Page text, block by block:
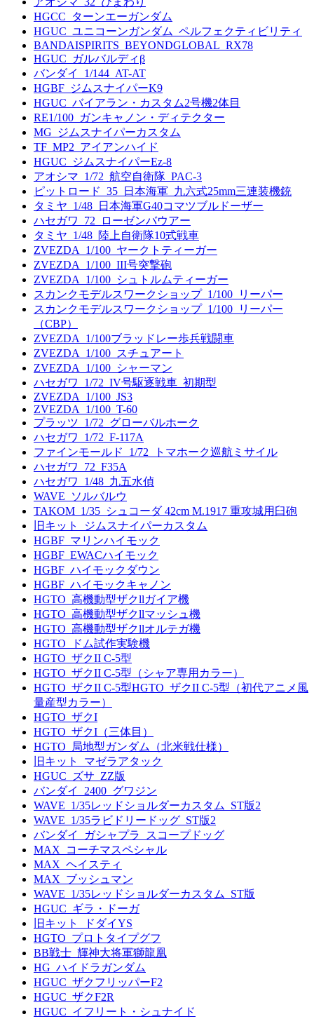
HGCC_ターンエーガンダム
HGUC_ユニコーンガンダム_ペルフェクティビリティ
BANDAISPIRITS_BEYONDGLOBAL_RX78
HGUC_ガルバルディβ
バンダイ_1/144_AT-AT
HGBF_ジムスナイパーK9
HGUC_バイアラン・カスタム2号機2体目
RE1/100_ガンキャノン・ディテクター
MG_ジムスナイパーカスタム
TF_MP2_アイアンハイド
HGUC_ジムスナイパーEz-8
アオシマ_1/72_航空自衛隊_PAC-3
ピットロード_35_日本海軍_九六式25mm三連装機銃
タミヤ_1/48_日本海軍G40コマツブルドーザー
ハセガワ_72_ローゼンバウアー
タミヤ_1/48_陸上自衛隊10式戦車
ZVEZDA_1/100_ヤークトティーガー
ZVEZDA_1/100_III号突撃砲
ZVEZDA_1/100_シュトルムティーガー
スカンクモデルスワークショップ_1/100_リーパー
スカンクモデルスワークショップ_1/100_リーパー
（CBP）
ZVEZDA_1/100ブラッドレー歩兵戦闘車
ZVEZDA_1/100_スチュアート
ZVEZDA_1/100_シャーマン
ハセガワ_1/72_IV号駆逐戦車_初期型
ZVEZDA_1/100_JS3
ZVEZDA_1/100_T-60
プラッツ_1/72_グローバルホーク
ハセガワ_1/72_F-117A
ファインモールド_1/72_トマホーク巡航ミサイル
ハセガワ_72_F35A
ハセガワ_1/48_九五水偵
WAVE_ソルバルウ
TAKOM_1/35_シュコーダ 42cm M.1917 重攻城用臼砲
旧キット_ジムスナイパーカスタム
HGBF_マリンハイモック
HGBF_EWACハイモック
HGBF_ハイモックダウン
HGBF_ハイモックキャノン
HGTO_高機動型ザクllガイア機
HGTO_高機動型ザクllマッシュ機
HGTO_高機動型ザクllオルテガ機
HGTO_ドム試作実験機
HGTO_ザクII C-5型
HGTO_ザクII C-5型（シャア専用カラー）
HGTO_ザクII C-5型HGTO_ザクII C-5型（初代アニメ風
量産型カラー）
HGTO_ザクI
HGTO_ザクI（三体目）
HGTO_局地型ガンダム（北米戦仕様）
旧キット_マゼラアタック
HGUC_ズサ_ZZ版
バンダイ_2400_グワジン
WAVE_1/35レッドショルダーカスタム_ST版2
WAVE_1/35ラビドリードッグ_ST版2
バンダイ_ガシャプラ_スコープドッグ
MAX_コーチマスペシャル
MAX_ヘイスティ
MAX_ブッシュマン
WAVE_1/35レッドショルダーカスタム_ST版
HGUC_ギラ・ドーガ
旧キット_ドダイYS
HGTO_プロトタイプグフ
BB戦士_輝神大将軍獅龍凰
HG_ハイドラガンダム
HGUC_ザクフリッパーF2
HGUC_ザクF2R
HGUC_イフリート・シュナイド